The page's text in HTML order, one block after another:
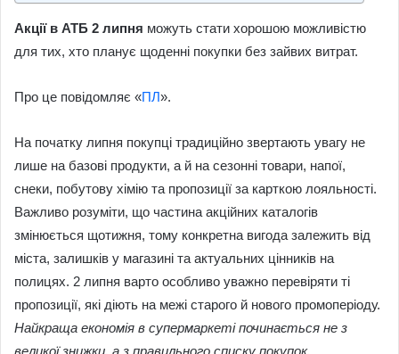
Акції в АТБ 2 липня можуть стати хорошою можливістю
для тих, хто планує щоденні покупки без зайвих витрат.
Про це повідомляє «ПЛ».
На початку липня покупці традиційно звертають увагу не
лише на базові продукти, а й на сезонні товари, напої,
снеки, побутову хімію та пропозиції за карткою лояльності.
Важливо розуміти, що частина акційних каталогів
змінюється щотижня, тому конкретна вигода залежить від
міста, залишків у магазині та актуальних цінників на
полицях. 2 липня варто особливо уважно перевіряти ті
пропозиції, які діють на межі старого й нового промоперіоду.
Найкраща економія в супермаркеті починається не з
великої знижки, а з правильного списку покупок.